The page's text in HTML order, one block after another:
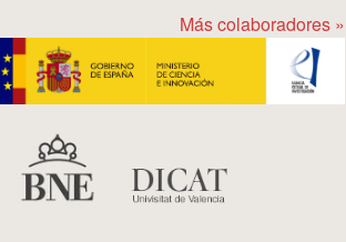
Más colaboradores »